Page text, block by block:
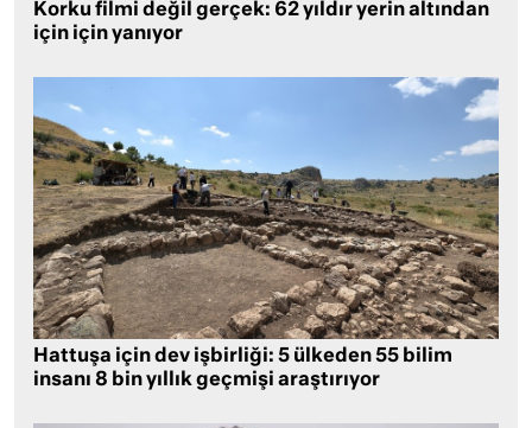
Korku filmi değil gerçek: 62 yıldır yerin altından
için için yanıyor
Hattuşa için dev işbirliği: 5 ülkeden 55 bilim
insanı 8 bin yıllık geçmişi araştırıyor